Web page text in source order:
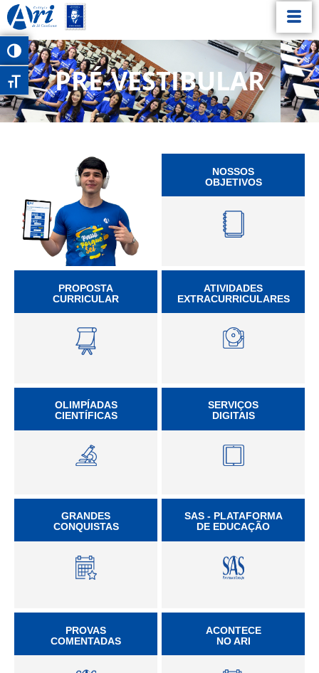
Alternar alto contraste
Alternar tamanho da fonte
PRÉ-VESTIBULAR
NOSSOS
OBJETIVOS
PROPOSTA
CURRICULAR
ATIVIDADES
EXTRACURRICULARES
OLIMPÍADAS
CIENTÍFICAS
SERVIÇOS
DIGITAIS
GRANDES
CONQUISTAS
SAS - PLATAFORMA
DE EDUCAÇÃO
PROVAS
COMENTADAS
ACONTECE
NO ARI